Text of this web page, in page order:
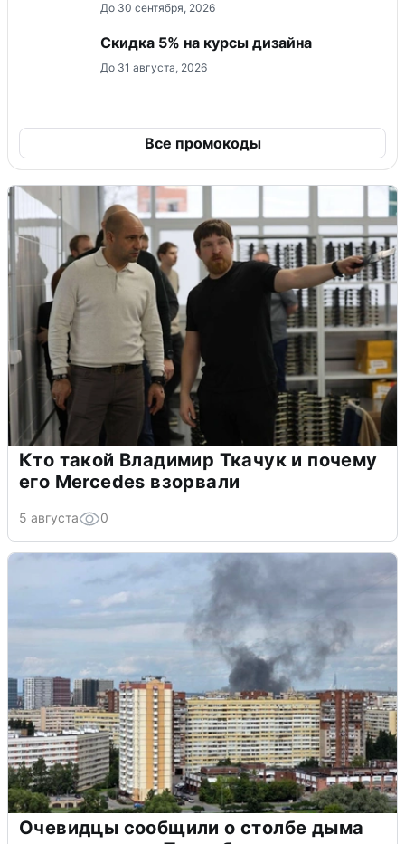
До 30 сентября, 2026
Скидка 5% на курсы дизайна
До 31 августа, 2026
Все промокоды
Кто такой Владимир Ткачук и почему
его Mercedes взорвали
5 августа 0
Очевидцы сообщили о столбе дыма